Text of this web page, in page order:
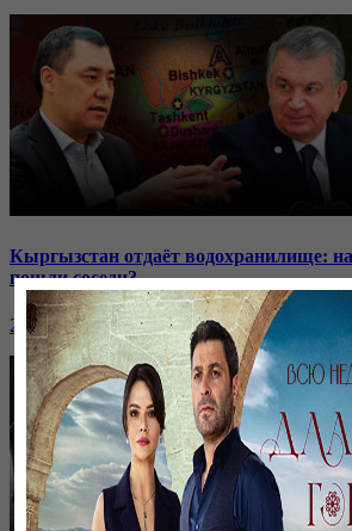
Кыргызстан отдаёт водохранилище:
пошли соседи?
24 ноября, 20:44